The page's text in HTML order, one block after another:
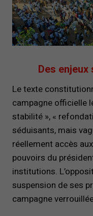
Des
Le texte
campagne officielle
stabilité », «
séduisants, mais
réellement accès
pouvoirs du
institutions.
suspension de ses
campagne